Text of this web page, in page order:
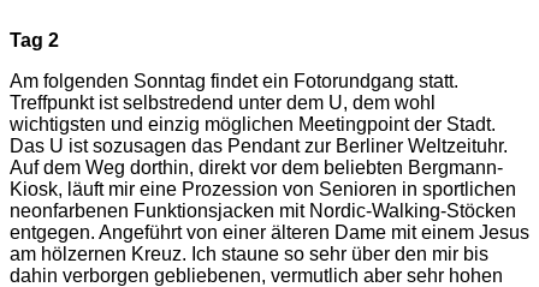
Tag 2
Am folgenden Sonntag findet ein Fotorundgang statt.
Treffpunkt ist selbstredend unter dem U, dem wohl
wichtigsten und einzig möglichen Meetingpoint der Stadt.
Das U ist sozusagen das Pendant zur Berliner Weltzeituhr.
Auf dem Weg dorthin, direkt vor dem beliebten Bergmann-
Kiosk, läuft mir eine Prozession von Senioren in sportlichen
neonfarbenen Funktionsjacken mit Nordic-Walking-Stöcken
entgegen. Angeführt von einer älteren Dame mit einem Jesus
am hölzernen Kreuz. Ich staune so sehr über den mir bis
dahin verborgen gebliebenen, vermutlich aber sehr hohen